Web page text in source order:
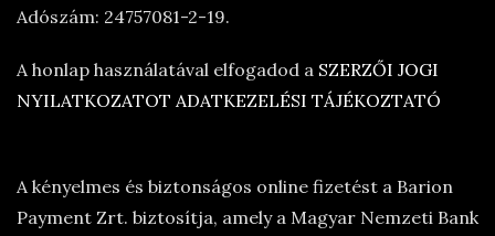
Adószám: 24757081-2-19.
A honlap használatával elfogadod a SZERZŐI JOGI
NYILATKOZATOT ADATKEZELÉSI TÁJÉKOZTATÓ
A kényelmes és biztonságos online fizetést a Barion
Payment Zrt. biztosítja, amely a Magyar Nemzeti Bank